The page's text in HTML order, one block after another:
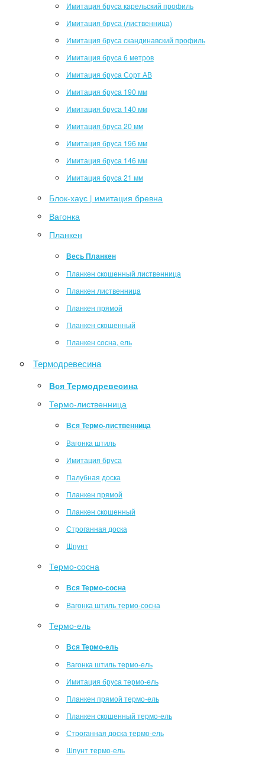
Имитация бруса карельский профиль
Имитация бруса (лиственница)
Имитация бруса скандинавский профиль
Имитация бруса 6 метров
Имитация бруса Сорт АВ
Имитация бруса 190 мм
Имитация бруса 140 мм
Имитация бруса 20 мм
Имитация бруса 196 мм
Имитация бруса 146 мм
Имитация бруса 21 мм
Блок-хаус | имитация бревна
Вагонка
Планкен
Весь Планкен
Планкен скошенный лиственница
Планкен лиственница
Планкен прямой
Планкен скошенный
Планкен сосна, ель
Термодревесина
Вся Термодревесина
Термо-лиственница
Вся Термо-лиственница
Вагонка штиль
Имитация бруса
Палубная доска
Планкен прямой
Планкен скошенный
Строганная доска
Шпунт
Термо-сосна
Вся Термо-сосна
Вагонка штиль термо-сосна
Термо-ель
Вся Термо-ель
Вагонка штиль термо-ель
Имитация бруса термо-ель
Планкен прямой термо-ель
Планкен скошенный термо-ель
Строганная доска термо-ель
Шпунт термо-ель